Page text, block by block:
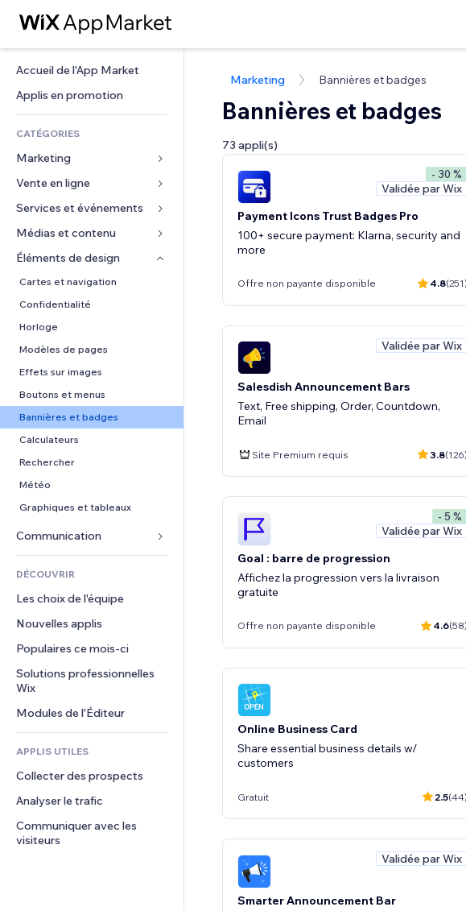
Accueil de l'App Market
Applis en promotion
CATÉGORIES
Marketing
Publicités
Mobile
Données analytiques
Réseaux sociaux
Vente en ligne
Applis pour les boutiques
Expédition et livraison
Boutons Vente
Tarifs et abonnement
Financement participatif
Services et événements
Hôtels
Événements
Restaurants
Immobilier
Réservations
Médias et contenu
Galerie
Musique
Podcasts
Photographie
Vidéo
PDF
Partage de fichiers
Actualités
Services de contenu
Effets de texte
Éléments de design
Cartes et navigation
Confidentialité
Horloge
Modèles de pages
Effets sur images
Boutons et menus
Bannières et badges
Calculateurs
Rechercher
Météo
Graphiques et tableaux
Formulaires
Sondages
Chat
Commentaires
Téléphone
Communauté
Avis et commentaires
DÉCOUVRIR
Les choix de l'équipe
Nouvelles applis
Populaires ce mois‑ci
Solutions professionnelles
Wix
Modules de l'Éditeur
APPLIS UTILES
Collecter des prospects
Analyser le trafic
Communiquer avec les
visiteurs
Marketing Bannières et badges
Bannières et badges
73 appli(s)
- 30 %
Validée par Wix
Payment Icons Trust Badges Pro
100+ secure payment: Klarna, security and
more
Offre non payante disponible 4.8(251)
Validée par Wix
Salesdish Announcement Bars
Text, Free shipping, Order, Countdown,
Email
Site Premium requis 3.8(126)
- 5 %
Validée par Wix
Goal : barre de progression
Affichez la progression vers la livraison
gratuite
Offre non payante disponible 4.6(58)
Online Business Card
Share essential business details w/
customers
Gratuit 2.5(44)
Validée par Wix
Smarter Announcement Bar